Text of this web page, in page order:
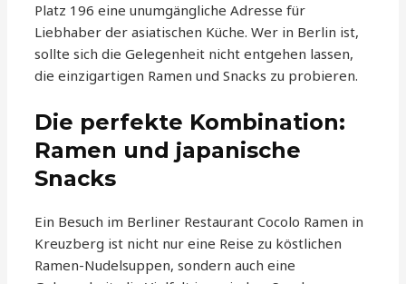
Platz 196 eine unumgängliche Adresse für
Liebhaber der asiatischen Küche. Wer in Berlin ist,
sollte sich die Gelegenheit nicht entgehen lassen,
die einzigartigen Ramen und Snacks zu probieren.
Die perfekte Kombination:
Ramen und japanische
Snacks
Ein Besuch im Berliner Restaurant Cocolo Ramen in
Kreuzberg ist nicht nur eine Reise zu köstlichen
Ramen-Nudelsuppen, sondern auch eine